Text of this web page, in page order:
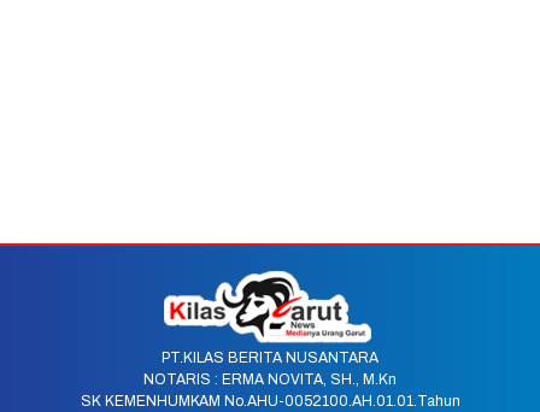
PT.KILAS BERITA NUSANTARA
NOTARIS : ERMA NOVITA, SH., M.Kn
SK KEMENHUMKAM No.AHU-0052100.AH.01.01.Tahun